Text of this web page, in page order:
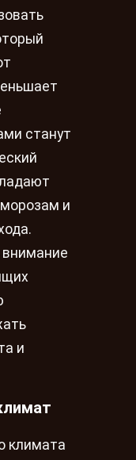
станут
и
и
климата